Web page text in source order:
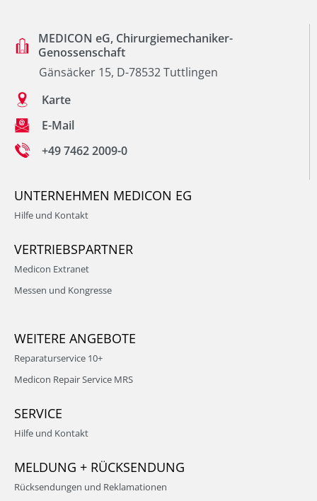
MEDICON eG, Chirurgiemechaniker-
Genossenschaft
Gänsäcker 15, D-78532 Tuttlingen
Karte
E-Mail
+49 7462 2009-0
UNTERNEHMEN MEDICON EG
Hilfe und Kontakt
VERTRIEBSPARTNER
Medicon Extranet
Messen und Kongresse
WEITERE ANGEBOTE
Reparaturservice 10+
Medicon Repair Service MRS
SERVICE
Hilfe und Kontakt
MELDUNG + RÜCKSENDUNG
Rücksendungen und Reklamationen